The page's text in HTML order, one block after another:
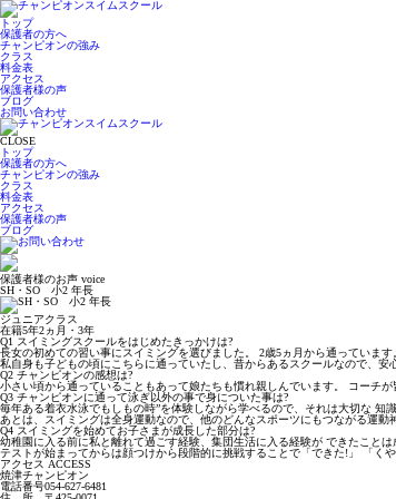
トップ
保護者の方へ
チャンピオンの強み
クラス
料金表
アクセス
保護者様の声
ブログ
お問い合わせ
CLOSE
トップ
保護者の方へ
チャンピオンの強み
クラス
料金表
アクセス
保護者様の声
ブログ
保護者様のお声 voice
SH・SO 小2 年長
ジュニアクラス
在籍5年2ヵ月・3年
Q1 スイミングスクールをはじめたきっかけは?
長女の初めての習い事にスイミングを選びました。 2歳5ヵ月から通っています
私自身も子どもの頃にこちらに通っていたし、昔からあるスクールなので、
Q2 チャンピオンの感想は?
小さい頃から通っていることもあって娘たちも慣れ親しんでいます。 コーチ
Q3 チャンピオンに通って泳ぎ以外の事で身についた事は?
毎年ある着衣水泳でもしもの時”を体験しながら学べるので、それは大切な 知
あとは、スイミングは全身運動なので、他のどんなスポーツにもつながる運
Q4 スイミングを始めてお子さまが成長した部分は?
幼稚園に入る前に私と離れて過ごす経験、集団生活に入る経験が できたことは
テストが始まってからは顔つけから段階的に挑戦することで「できた!」 「く
アクセス ACCESS
焼津チャンピオン
電話番号054-627-6481